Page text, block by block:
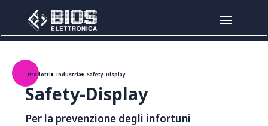
Salta al contenuto principale
Prodotti Industria Safety-Display
Safety-Display
per la prevenzione degli infortuni